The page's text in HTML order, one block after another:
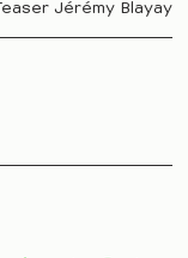
Teaser Jérémy Blayay